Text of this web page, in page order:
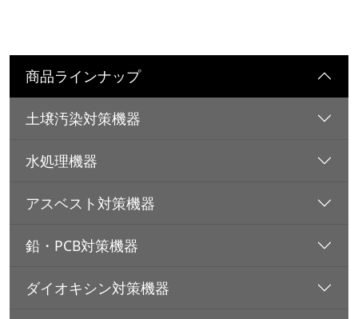
商品ラインナップ
土壌汚染対策機器
水処理機器
アスベスト対策機器
鉛・PCB対策機器
ダイオキシン対策機器